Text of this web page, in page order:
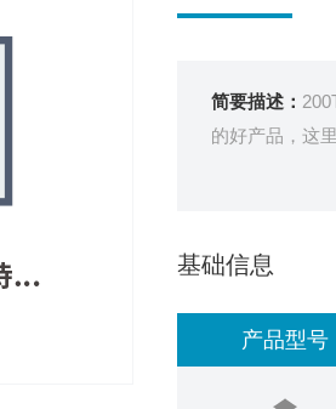
简要描述：
的好产品，这
基础信息
产品型号